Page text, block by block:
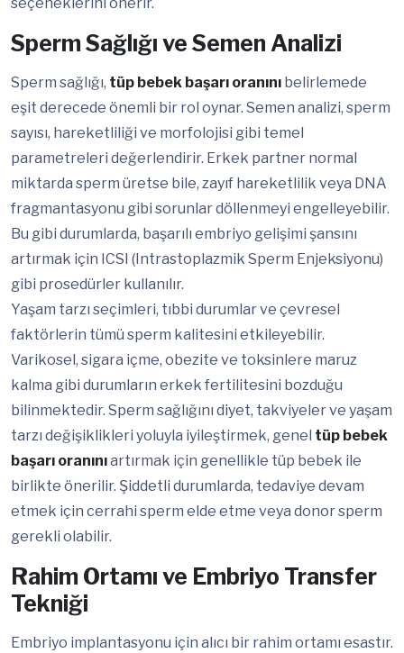
seçeneklerini önerir.
Sperm Sağlığı ve Semen Analizi
Sperm sağlığı, tüp bebek başarı oranını belirlemede
eşit derecede önemli bir rol oynar. Semen analizi, sperm
sayısı, hareketliliği ve morfolojisi gibi temel
parametreleri değerlendirir. Erkek partner normal
miktarda sperm üretse bile, zayıf hareketlilik veya DNA
fragmantasyonu gibi sorunlar döllenmeyi engelleyebilir.
Bu gibi durumlarda, başarılı embriyo gelişimi şansını
artırmak için ICSI (Intrastoplazmik Sperm Enjeksiyonu)
gibi prosedürler kullanılır.
Yaşam tarzı seçimleri, tıbbi durumlar ve çevresel
faktörlerin tümü sperm kalitesini etkileyebilir.
Varikosel, sigara içme, obezite ve toksinlere maruz
kalma gibi durumların erkek fertilitesini bozduğu
bilinmektedir. Sperm sağlığını diyet, takviyeler ve yaşam
tarzı değişiklikleri yoluyla iyileştirmek, genel tüp bebek
başarı oranınıartırmak için genellikle tüp bebek ile
birlikte önerilir. Şiddetli durumlarda, tedaviye devam
etmek için cerrahi sperm elde etme veya donor sperm
gerekli olabilir.
Rahim Ortamı ve Embriyo Transfer
Tekniği
Embriyo implantasyonu için alıcı bir rahim ortamı esastır.